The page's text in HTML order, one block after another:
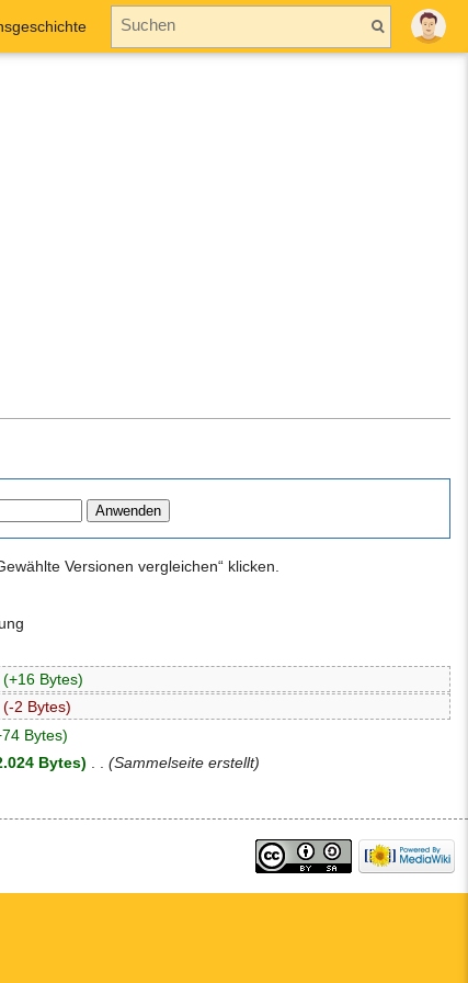
Versionen vergleichen“ klicken.
(+16 Bytes)
(-2 Bytes)
Bytes)
Bytes) (Sammelseite erstellt)